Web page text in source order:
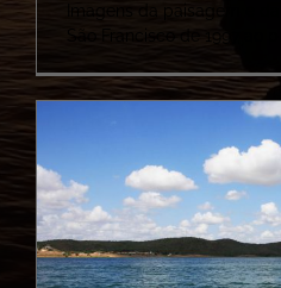
Imagens da paisagem e